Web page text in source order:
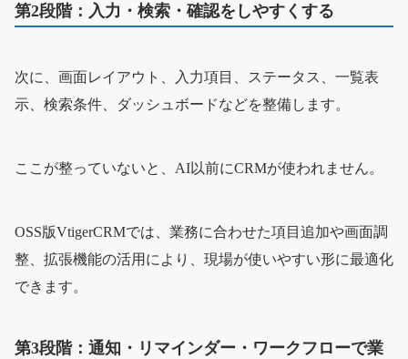
第2段階：入力・検索・確認をしやすくする
次に、画面レイアウト、入力項目、ステータス、一覧表
示、検索条件、ダッシュボードなどを整備します。
ここが整っていないと、AI以前にCRMが使われません。
OSS版VtigerCRMでは、業務に合わせた項目追加や画面調
整、拡張機能の活用により、現場が使いやすい形に最適化
できます。
第3段階：通知・リマインダー・ワークフローで業